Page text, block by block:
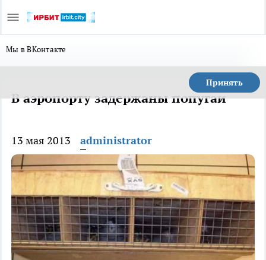
Мы в ВКонтакте
Принять
В аэропорту задержаны попугаи
13 мая 2013 administrator